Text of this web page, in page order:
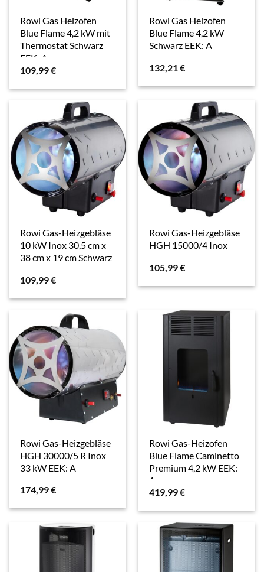
Rowi Gas Heizofen
Blue Flame 4,2 kW mit
Thermostat Schwarz
EEK: A
109,99€
Rowi Gas Heizofen
Blue Flame 4,2 kW
Schwarz EEK: A
132,21€
Rowi Gas-Heizgebläse
10 kW Inox 30,5 cm x
38 cm x 19 cm Schwarz
109,99€
Rowi Gas-Heizgebläse
HGH 15000/4 Inox
105,99€
Rowi Gas-Heizgebläse
HGH 30000/5 R Inox
33 kW EEK: A
174,99€
Rowi Gas-Heizofen
Blue Flame Caminetto
Premium 4,2 kW EEK:
A
419,99€